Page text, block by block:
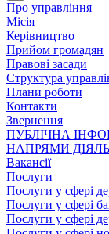
Про управління
Місія
Керівництво
Прийом громадян
Правові засади
Структура
Плани роботи
Контакти
Звернення
ПУБЛІЧНА
НАПРЯМИ
Вакансії
Послуги
Послуги у сфері
Послуги у сфері
Послуги у сфері